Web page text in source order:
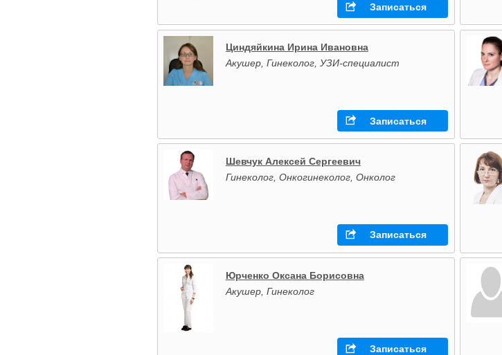
Записаться
Циндяйкина Ирина Ивановна
Акушер, Гинеколог, УЗИ-специалист
Записаться
Шевчук Алексей Сергеевич
Гинеколог, Онкогинеколог, Онколог
Записаться
Юрченко Оксана Борисовна
Акушер, Гинеколог
Записаться